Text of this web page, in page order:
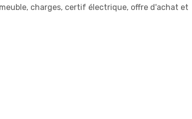
charges, certif électrique, offre d'achat et